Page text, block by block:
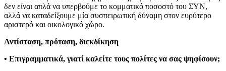
δεν είναι απλά να υπερβούμε το κομματικό ποσοστό του ΣΥΝ,
αλλά να καταδείξουμε μία συσπειρωτική δύναμη στον ευρύτερο
αριστερό και οικολογικό χώρο.
Αντίσταση, πρόταση, διεκδίκηση
• Επιγραμματικά, γιατί καλείτε τους πολίτες να σας ψηφίσουν;